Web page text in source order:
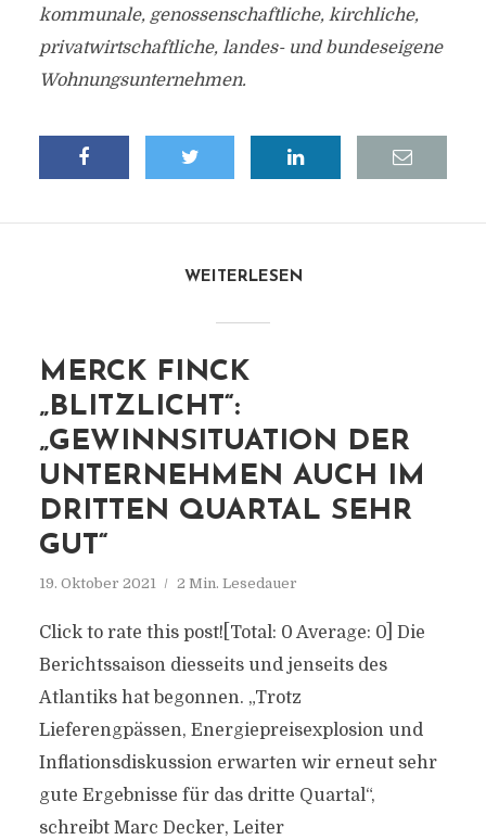
kommunale, genossenschaftliche, kirchliche,
privatwirtschaftliche, landes- und bundeseigene
Wohnungsunternehmen.
WEITERLESEN
MERCK FINCK
„BLITZLICHT“:
„GEWINNSITUATION DER
UNTERNEHMEN AUCH IM
DRITTEN QUARTAL SEHR
GUT“
19. Oktober 2021 2 Min. Lesedauer
Click to rate this post![Total: 0 Average: 0] Die
Berichtssaison diesseits und jenseits des
Atlantiks hat begonnen. „Trotz
Lieferengpässen, Energiepreisexplosion und
Inflationsdiskussion erwarten wir erneut sehr
gute Ergebnisse für das dritte Quartal“,
schreibt Marc Decker, Leiter